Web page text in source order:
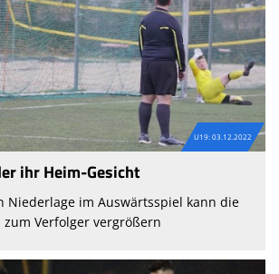
U19: 03.12.2022
ihr Heim-Gesicht
Niederlage im Auswärtsspiel kann die
zum Verfolger vergrößern